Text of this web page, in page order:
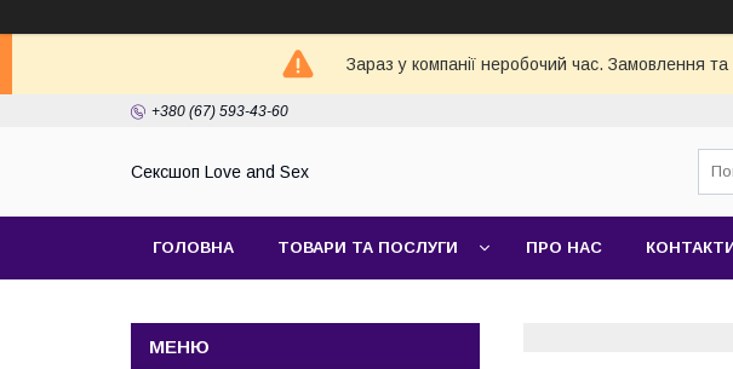
Зараз у компанії неробочий час. Замовлення
+380 (67) 593-43-60
Сексшоп Love and Sex
ГОЛОВНА ТОВАРИ ТА ПОСЛУГИ ПРО НАС